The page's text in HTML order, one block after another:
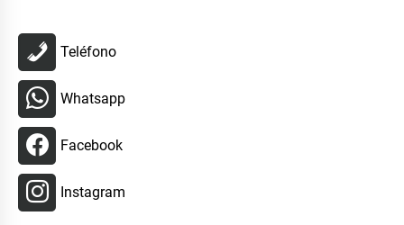
Teléfono
Whatsapp
Facebook
Instagram